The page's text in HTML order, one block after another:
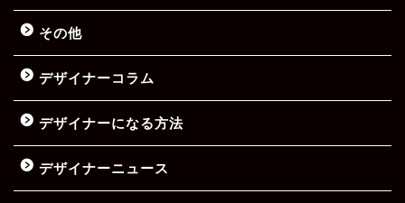
その他
デザイナーコラム
デザイナーになる方法
デザイナーニュース